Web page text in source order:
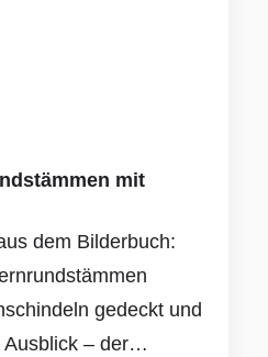
mit
dem Bilderbuch:
gedeckt und
Ausblick – der…